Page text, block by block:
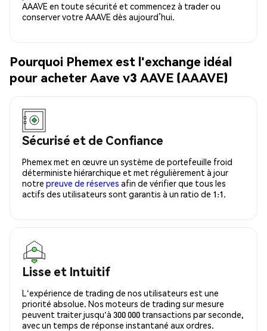
AAAVE en toute sécurité et commencez à trader ou
conserver votre AAAVE dès aujourd’hui.
Pourquoi Phemex est l'exchange idéal
pour acheter Aave v3 AAVE (AAAVE)
Sécurisé et de Confiance
Phemex met en œuvre un système de portefeuille froid
déterministe hiérarchique et met régulièrement à jour
notre preuve de réserves afin de vérifier que tous les
actifs des utilisateurs sont garantis à un ratio de 1:1.
Lisse et Intuitif
L'expérience de trading de nos utilisateurs est une
priorité absolue. Nos moteurs de trading sur mesure
peuvent traiter jusqu'à 300 000 transactions par seconde,
avec un temps de réponse instantané aux ordres.